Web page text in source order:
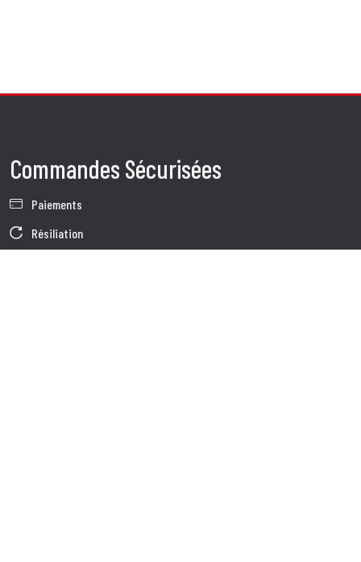
Commandes Sécurisées
Paiements
Résiliation